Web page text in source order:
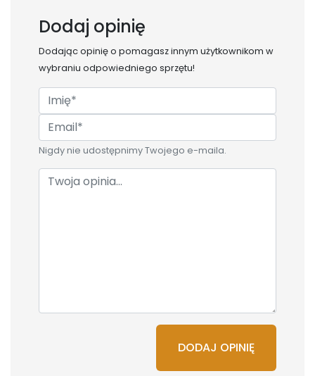
Dodaj opinię
Dodając opinię o pomagasz innym użytkownikom w
wybraniu odpowiedniego sprzętu!
Nigdy nie udostępnimy Twojego e-maila.
DODAJ OPINIĘ